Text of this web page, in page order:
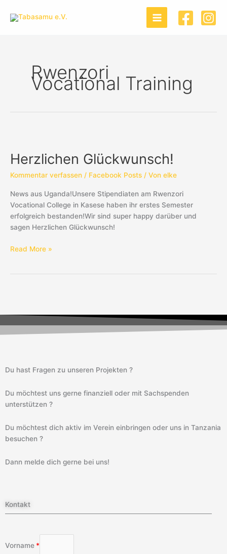
Inhalt
Rwenzori
Vocational Training
Herzlichen Glückwunsch!
Kommentar verfassen / Facebook Posts / Von elke
News aus Uganda!Unsere Stipendiaten am Rwenzori
Vocational College in Kasese haben ihr erstes Semester
erfolgreich bestanden!Wir sind super happy darüber und
sagen Herzlichen Glückwunsch!
Read More »
Kontakt
Vorname
Du hast Fragen zu unseren Projekten ?
Du möchtest uns gerne finanziell oder mit Sachspenden
unterstützen ?
Du möchtest dich aktiv im Verein einbringen oder uns in Tanzania
besuchen ?
Dann melde dich gerne bei uns!